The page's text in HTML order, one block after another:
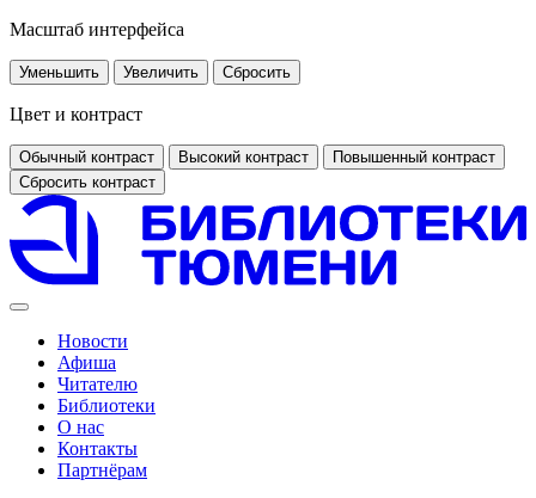
Масштаб интерфейса
Уменьшить Увеличить Сбросить
Цвет и контраст
Обычный контраст Высокий контраст
Повышенный контраст
Сбросить контраст
Новости
Афиша
Читателю
Библиотеки
О нас
Контакты
Партнёрам